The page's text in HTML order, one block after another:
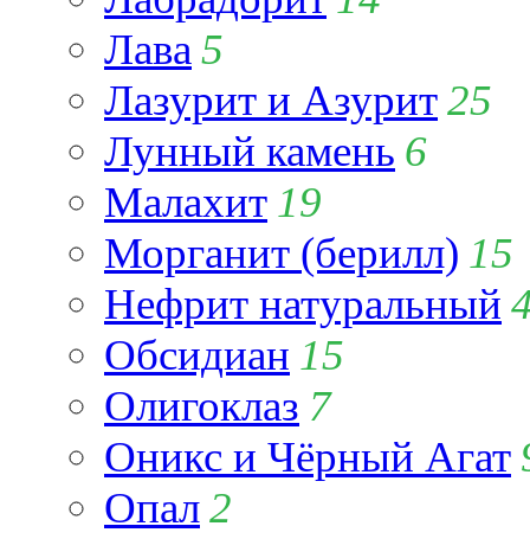
Лава 5
Лазурит и Азурит25
Лунный камень 6
Малахит 19
Морганит (берилл) 15
Нефрит натуральный
Обсидиан 15
Олигоклаз 7
Оникс и Чёрный Агат
Опал2